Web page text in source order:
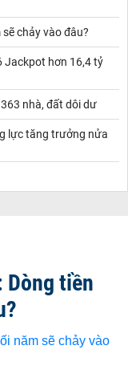
chảy vào đâu?
Jackpot hơn 16,4 tỷ
nhà, đất dôi dư
lực tăng trưởng nửa
Dòng tiền